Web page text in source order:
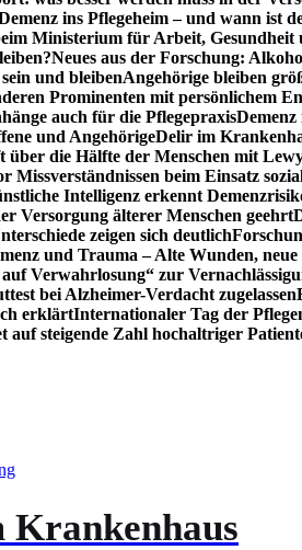
ins Pflegeheim – und wann ist
Ministerium für Arbeit, Gesundheit
Neues aus der Forschung:
und bleibenAngehörige bleiben
Prominenten mit persönlichem
auch für die Pflegepraxis
und AngehörigeDelir im
über die Hälfte der Menschen mit
Missverständnissen beim Einsatz
Intelligenz erkennt
Versorgung älterer Menschen geehrt
zeigen sich deutlich
und Trauma – Alte Wunden,
Verwahrlosung“ zur
bei Alzheimer-Verdacht zugelassen
erklärtInternationaler Tag der
auf steigende Zahl hochaltriger
Krankenhaus